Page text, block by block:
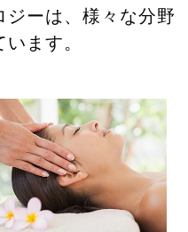
ーは、様々な分野
ます。